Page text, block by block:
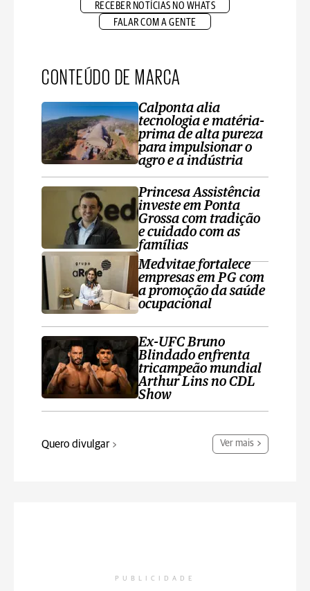
RECEBER NOTÍCIAS NO WHATS
FALAR COM A GENTE
CONTEÚDO DE MARCA
Calponta alia
tecnologia e matéria-
prima de alta pureza
para impulsionar o
agro e a indústria
Princesa Assistência
investe em Ponta
Grossa com tradição
e cuidado com as
famílias
Medvitae fortalece
empresas em PG com
a promoção da saúde
ocupacional
Ex-UFC Bruno
Blindado enfrenta
tricampeão mundial
Arthur Lins no CDL
Show
Quero divulgar Ver mais
PUBLICIDADE